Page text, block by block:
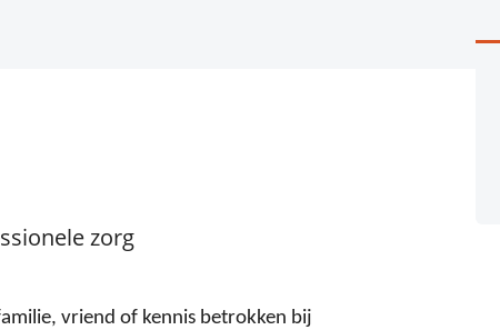
zorg
vriend of kennis betrokken bij